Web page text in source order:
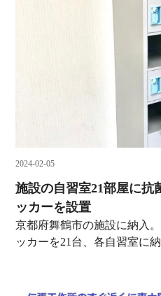
2024-02-05
施設の自習室21部屋に抗
ッカーを設置
京都府舞鶴市の施設に納入
ッカーを21台、各自習室に